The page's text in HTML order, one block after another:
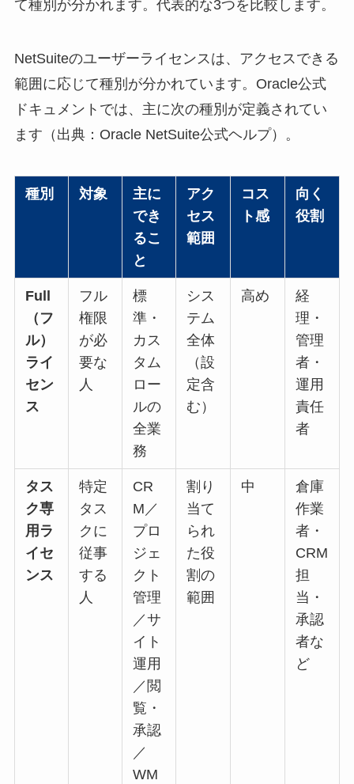
て種別が分かれます。代表的な3つを比較します。
NetSuiteのユーザーライセンスは、アクセスできる
範囲に応じて種別が分かれています。Oracle公式
ドキュメントでは、主に次の種別が定義されてい
ます（出典：Oracle NetSuite公式ヘルプ）。
種別 対象
主に
でき
るこ
と
アク
セス
範囲
コス
ト感
向く
役割
Full
（フ
ル）
ライ
セン
ス
フル
権限
が必
要な
人
標
準・
カス
タム
ロー
ルの
全業
務
シス
テム
全体
（設
定含
む）
高め
経
理・
管理
者・
運用
責任
者
タス
ク専
用ラ
イセ
ンス
特定
タス
クに
従事
する
人
CR
M／
プロ
ジェ
クト
管理
／サ
イト
運用
／閲
覧・
承認
／
WM
割り
当て
られ
た役
割の
範囲
中
倉庫
作業
者・
CRM
担
当・
承認
者な
ど